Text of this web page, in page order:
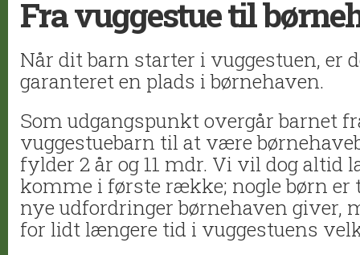
Fra vuggestue til
Når dit barn starter i vuggestuen, er
garanteret en plads i børnehaven.
Som udgangspunkt overgår barnet
vuggestuebarn til at være
fylder 2 år og 11 mdr. Vi vil dog altid
komme i første række; nogle børn er
nye udfordringer børnehaven giver,
for lidt længere tid i vuggestuens